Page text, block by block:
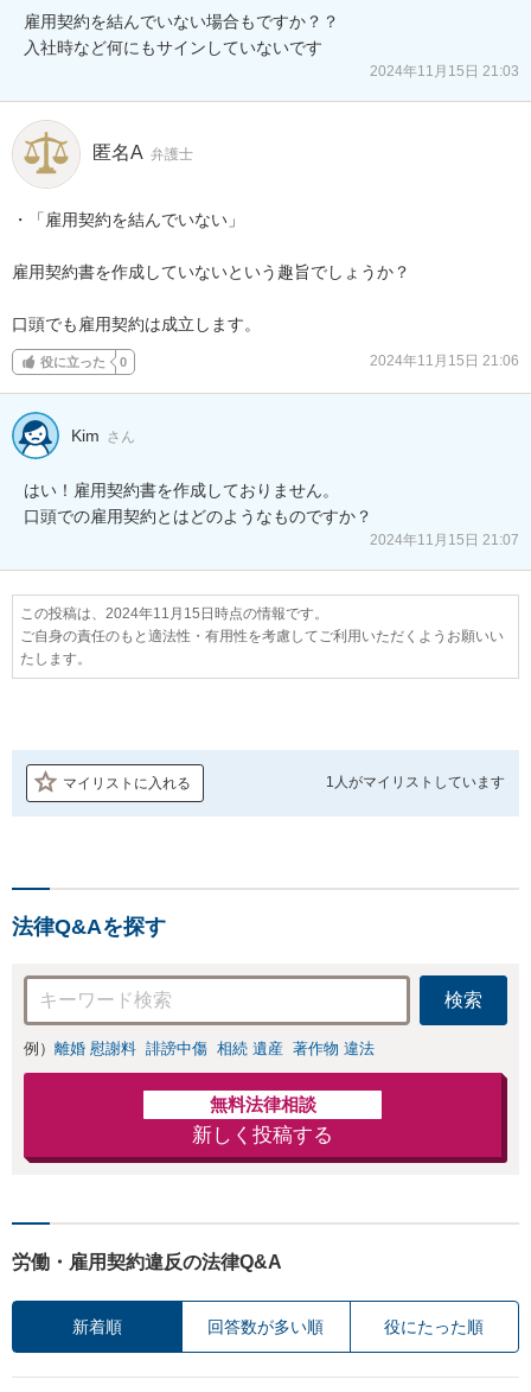
雇用契約を結んでいない場合もですか？？
入社時など何にもサインしていないです
2024年11月15日 21:03
匿名A 弁護士
・「雇用契約を結んでいない」
雇用契約書を作成していないという趣旨でしょうか？
口頭でも雇用契約は成立します。
役に立った 0 2024年11月15日 21:06
Kim さん
はい！雇用契約書を作成しておりません。
口頭での雇用契約とはどのようなものですか？
2024年11月15日 21:07
この投稿は、2024年11月15日時点の情報です。
ご自身の責任のもと適法性・有用性を考慮してご利用いただくようお願いい
たします。
マイリストに入れる 1人がマイリストしています
法律Q&Aを探す
検索
例） 離婚 慰謝料 誹謗中傷 相続 遺産 著作物 違法
無料法律相談
新しく投稿する
労働・雇用契約違反の法律Q&A
新着順 回答数が多い順 役にたった順